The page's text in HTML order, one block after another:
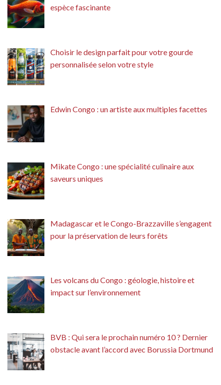
espèce fascinante
Choisir le design parfait pour votre gourde
personnalisée selon votre style
Edwin Congo : un artiste aux multiples facettes
Mikate Congo : une spécialité culinaire aux
saveurs uniques
Madagascar et le Congo-Brazzaville s’engagent
pour la préservation de leurs forêts
Les volcans du Congo : géologie, histoire et
impact sur l’environnement
BVB : Qui sera le prochain numéro 10 ? Dernier
obstacle avant l’accord avec Borussia Dortmund